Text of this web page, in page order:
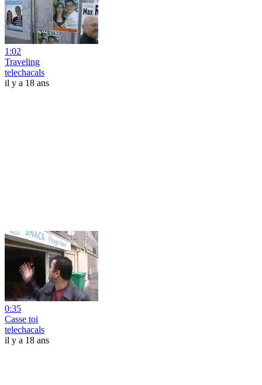
1:02
Traveling
telechacals
il y a 18 ans
0:35
Casse toi
telechacals
il y a 18 ans